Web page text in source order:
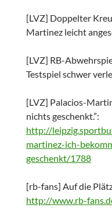
[LVZ] Doppelter
Martinez leicht
[LVZ] RB-
Testspiel schwer
[LVZ] Palacios-
nichts geschenkt.”:
http://
martinez-ich-
geschenkt/1788
[rb-fans] Auf die
http://www.rb-